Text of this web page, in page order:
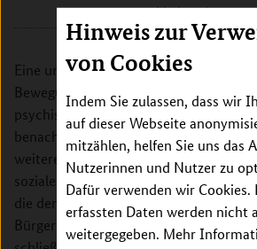
Hinweis zur
von Cookies
Indem Sie zulassen, dass wir
auf dieser Webseite
mitzählen, helfen Sie uns das
Nutzerinnen und Nutzer zu
Dafür verwenden wir Cookies.
erfassten Daten werden nicht
weitergegeben. Mehr
Verbund
Eine ungesunde Ernährung und
Bewegung stellen ein Risiko für die
psychische Gesundheit dar.
benachteiligte Gruppen sind
weiteren gesundheitlichen
sozialen Gruppen führt. Es ist daher
die den Lebensstil und das
Bürger beeinflussen, zu verstehen,